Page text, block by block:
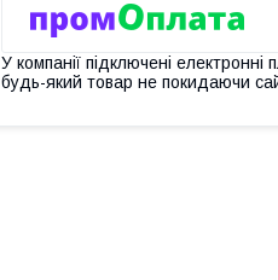
У компанії підключені
будь-який товар не покидаючи